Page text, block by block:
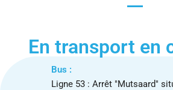
En transport en
Bus :
Ligne 53 : Arrêt "Mutsaard"